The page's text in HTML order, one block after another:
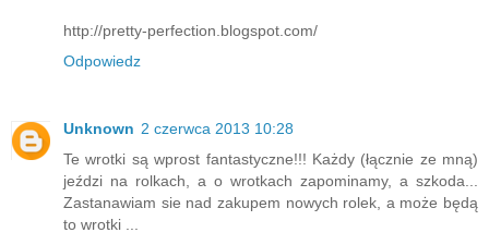
http://pretty-perfection.blogspot.com/
Odpowiedz
Unknown 2 czerwca 2013 10:28
Te wrotki są wprost fantastyczne!!! Każdy (łącznie ze mną)
jeździ na rolkach, a o wrotkach zapominamy, a szkoda...
Zastanawiam sie nad zakupem nowych rolek, a może będą
to wrotki ...